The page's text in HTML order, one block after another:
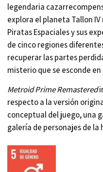
legendaria
explora el planeta Tallon
Piratas Espaciales y sus
de cinco regiones
recuperar las partes
misterio que se esconde
Metroid Prime Remastered
respecto a la versión
conceptual del juego, una
galería de personajes de la